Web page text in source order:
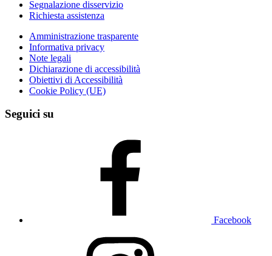
Segnalazione disservizio
Richiesta assistenza
Amministrazione trasparente
Informativa privacy
Note legali
Dichiarazione di accessibilità
Obiettivi di Accessibilità
Cookie Policy (UE)
Seguici su
Facebook